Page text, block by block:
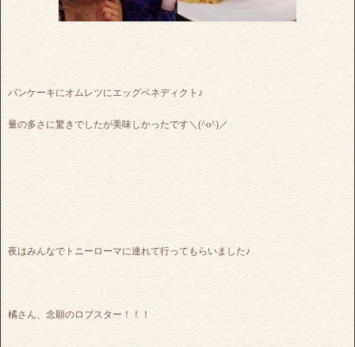
パンケーキにオムレツにエッグベネディクト♪
量の多さに驚きでしたが美味しかったです＼(^o^)／
夜はみんなでトニーローマに連れて行ってもらいました♪
橘さん、念願のロブスター！！！